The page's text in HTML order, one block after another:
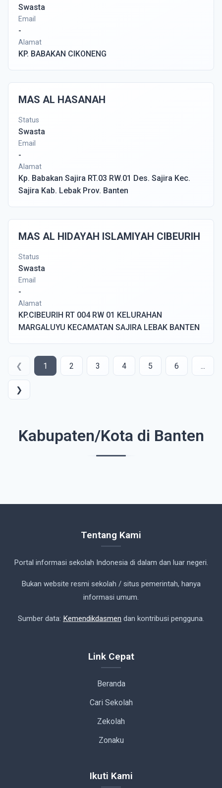
Swasta
Email
-
Alamat
KP. BABAKAN CIKONENG
MAS AL HASANAH
Status
Swasta
Email
-
Alamat
Kp. Babakan Sajira RT.03 RW.01 Des. Sajira Kec.
Sajira Kab. Lebak Prov. Banten
MAS AL HIDAYAH ISLAMIYAH CIBEURIH
Status
Swasta
Email
-
Alamat
KP.CIBEURIH RT 004 RW 01 KELURAHAN
MARGALUYU KECAMATAN SAJIRA LEBAK BANTEN
❮ 1 2 3 4 5 6 ...
❯
Kabupaten/Kota di Banten
Tentang Kami
Portal informasi sekolah Indonesia di dalam dan luar negeri.
Bukan website resmi sekolah / situs pemerintah, hanya
informasi umum.
Sumber data: Kemendikdasmen dan kontribusi pengguna.
Link Cepat
Beranda
Cari Sekolah
Zekolah
Zonaku
Ikuti Kami